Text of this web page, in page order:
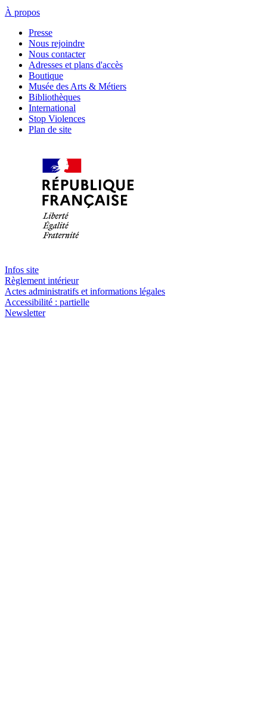
À propos
Presse
Nous rejoindre
Nous contacter
Adresses et plans d'accès
Boutique
Musée des Arts & Métiers
Bibliothèques
International
Stop Violences
Plan de site
Infos site
Règlement intérieur
Actes administratifs et informations légales
Accessibilité : partielle
Newsletter